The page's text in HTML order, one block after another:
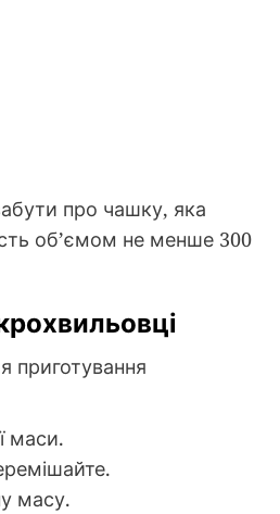
про чашку, яка
об’ємом не менше 300
приготування
маси.
масу.